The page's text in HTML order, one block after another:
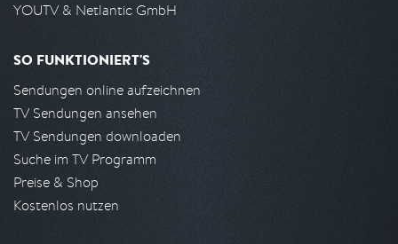
YOUTV & Netlantic GmbH
SO FUNKTIONIERT'S
Sendungen online aufzeichnen
TV Sendungen ansehen
TV Sendungen downloaden
Suche im TV Programm
Preise & Shop
Kostenlos nutzen